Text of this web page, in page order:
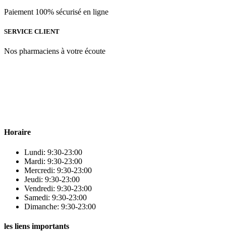
Paiement 100% sécurisé en ligne
SERVICE CLIENT
Nos pharmaciens à votre écoute
Horaire
Lundi: 9:30-23:00
Mardi: 9:30-23:00
Mercredi: 9:30-23:00
Jeudi: 9:30-23:00
Vendredi: 9:30-23:00
Samedi: 9:30-23:00
Dimanche: 9:30-23:00
les liens importants